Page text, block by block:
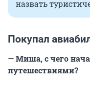
назвать
Покупал
— Миша, с чего
путешествиями?